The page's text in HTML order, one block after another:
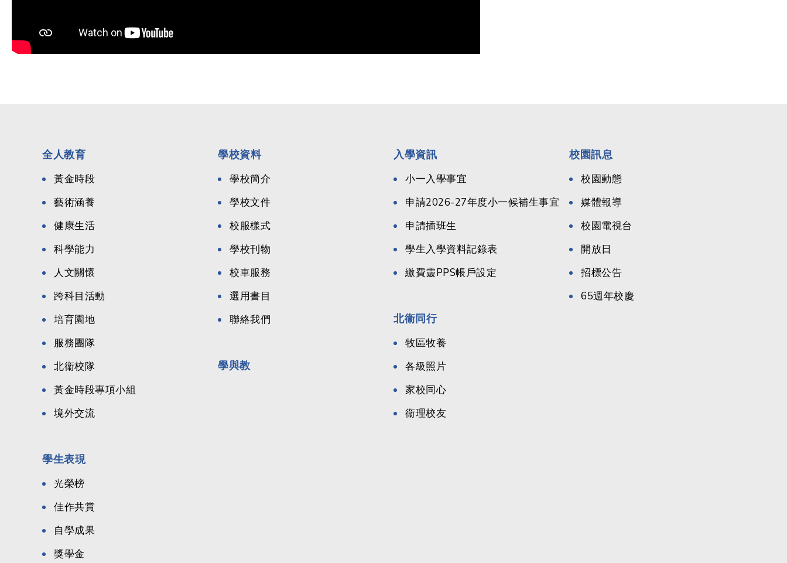
全人教育
黃金時段
藝術涵養
健康生活
科學能力
人文關懷
跨科目活動
培育園地
服務團隊
北衞校隊
黃金時段專項小組
境外交流
學生表現
光榮榜
佳作共賞
自學成果
獎學金
學校資料
學校簡介
學校文件
校服樣式
學校刊物
校車服務
選用書目
聯絡我們
學與教
入學資訊
小一入學事宜
申請2026-27年度小一候補生事宜
申請插班生
學生入學資料記錄表
繳費靈PPS帳戶設定
北衞同行
牧區牧養
各級照片
家校同心
衞理校友
校園訊息
校園動態
媒體報導
校園電視台
開放日
招標公告
65週年校慶